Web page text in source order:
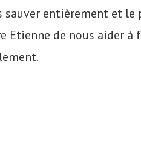
sauver entièrement et le
Etienne de nous aider